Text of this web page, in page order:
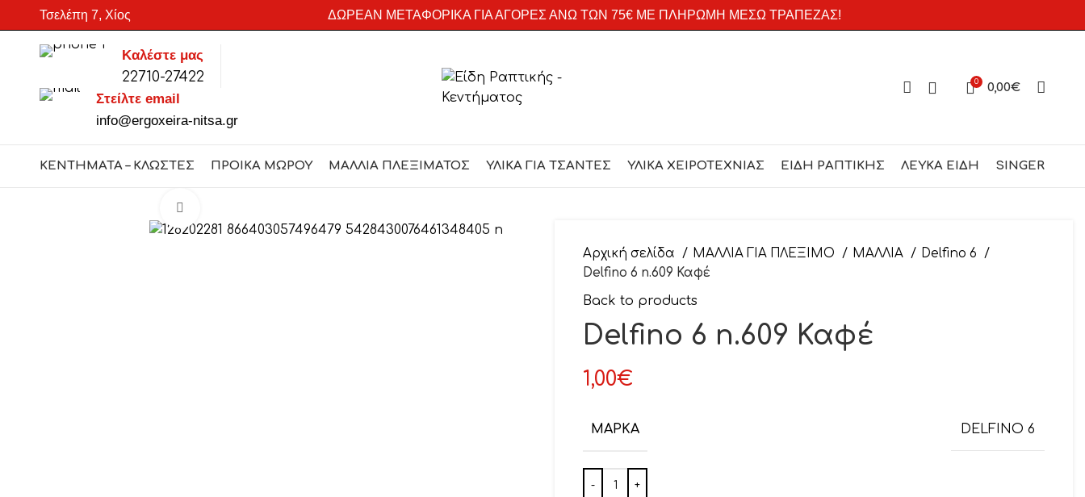
Τσελέπη 7, Χίος ΔΩΡΕΑΝ ΜΕΤΑΦΟΡΙΚΑ ΓΙΑ ΑΓΟΡΕΣ ΑΝΩ ΤΩΝ 75€ ΜΕ ΠΛΗΡΩΜΗ ΜΕΣΩ ΤΡΑΠΕΖΑΣ!
Καλέστε μας
22710-27422
Στείλτε email
info@ergoxeira-nitsa.gr
0 0,00€
ΚΕΝΤΗΜΑΤΑ – ΚΛΩΣΤΕΣ ΠΡΟΙΚΑ ΜΩΡΟΥ ΜΑΛΛΙΑ ΠΛΕΞΙΜΑΤΟΣ ΥΛΙΚΑ ΓΙΑ ΤΣΑΝΤΕΣ ΥΛΙΚΑ ΧΕΙΡΟΤΕΧΝΙΑΣ ΕΙΔΗ ΡΑΠΤΙΚΗΣ ΛΕΥΚΑ ΕΙΔΗ SINGER
Αρχική σελίδα ΜΑΛΛΙΑ ΓΙΑ ΠΛΕΞΙΜΟ ΜΑΛΛΙΑ
Delfino 6
Delfino 6 n.609 Καφέ
Back to products
Delfino 6 n.609 Καφέ
1,00€
ΜΆΡΚΑ DELFINO 6
SEARCH
Start typing to see products you are looking for.